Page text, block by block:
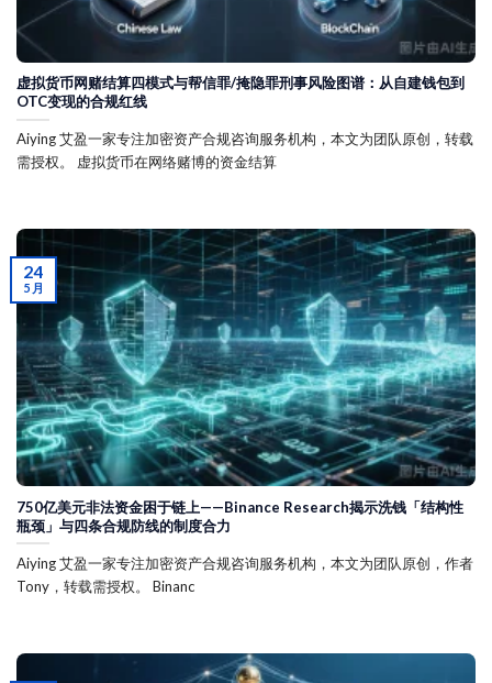
虚拟货币网赌结算四模式与帮信罪/掩隐罪刑事风险图谱：从自建钱包到
OTC变现的合规红线
Aiying 艾盈一家专注加密资产合规咨询服务机构，本文为团队原创，转载
需授权。 虚拟货币在网络赌博的资金结算
750亿美元非法资金困于链上——Binance Research揭示洗钱「结构性
瓶颈」与四条合规防线的制度合力
Aiying 艾盈一家专注加密资产合规咨询服务机构，本文为团队原创，作者
Tony，转载需授权。 Binanc
24
5 月